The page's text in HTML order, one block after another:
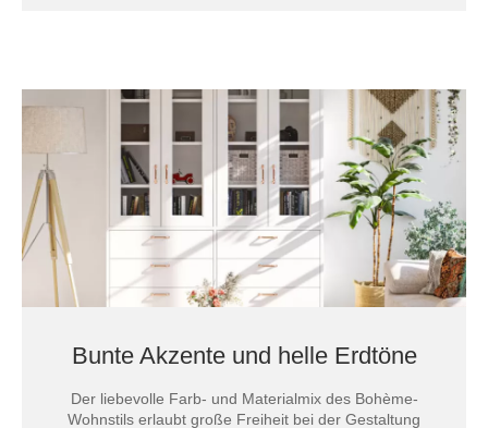
Bunte Akzente und helle Erdtöne
Der liebevolle Farb- und Materialmix des Bohème-
Wohnstils erlaubt große Freiheit bei der Gestaltung